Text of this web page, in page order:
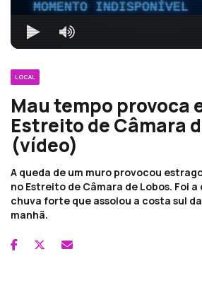
MOMENTO INDISPONÍVEL
LOCAL
Mau tempo provoca
Estreito de Câmara
(vídeo)
A queda de um muro provocou
no Estreito de Câmara de Lobos. Foi
chuva forte que assolou a costa sul
manhã.